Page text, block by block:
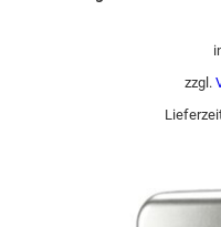
zzgl.